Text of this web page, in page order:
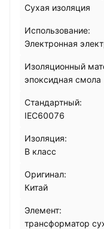
Сухая изоляция
Использование:
Электронная
Изоляционный
эпоксидная смола
Стандартный:
IEC60076
Изоляция:
B класс
Оригинал:
Китай
Элемент:
трансформатор